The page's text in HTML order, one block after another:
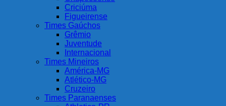
Criciúma
Figueirense
Times Gaúchos
Grêmio
Juventude
Internacional
Times Mineiros
América-MG
Atlético-MG
Cruzeiro
Times Paranaenses